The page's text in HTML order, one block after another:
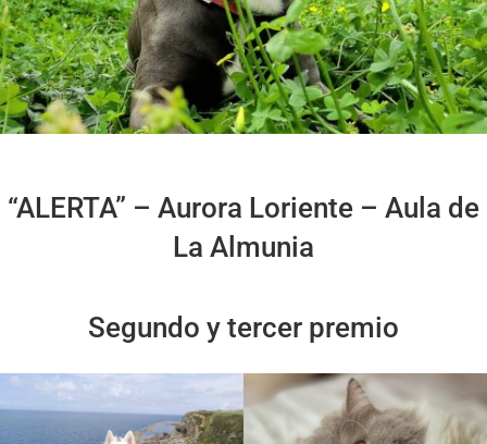
“ALERTA” – Aurora Loriente – Aula de
La Almunia
Segundo y tercer premio